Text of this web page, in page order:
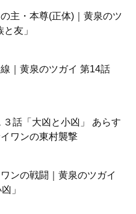
主・本尊(正体)｜黄泉のツ
友」
｜黄泉のツガイ 第14話
話「大凶と小凶」 あらす
ワンの東村襲撃
ンの戦闘｜黄泉のツガイ
」